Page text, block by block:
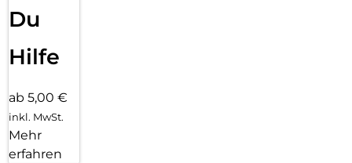
Du
Hilfe
ab 5,00 €
inkl. MwSt.
Mehr
erfahren